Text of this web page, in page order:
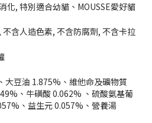
化, 特別適合幼貓、MOUSSE愛好貓
含人造色素, 不含防腐劑, 不含卡拉
大豆油 1.875%、維他命及礦物質
、牛磺酸 0.062% 、硫酸氨基葡
、益生元 0.057%、營養湯